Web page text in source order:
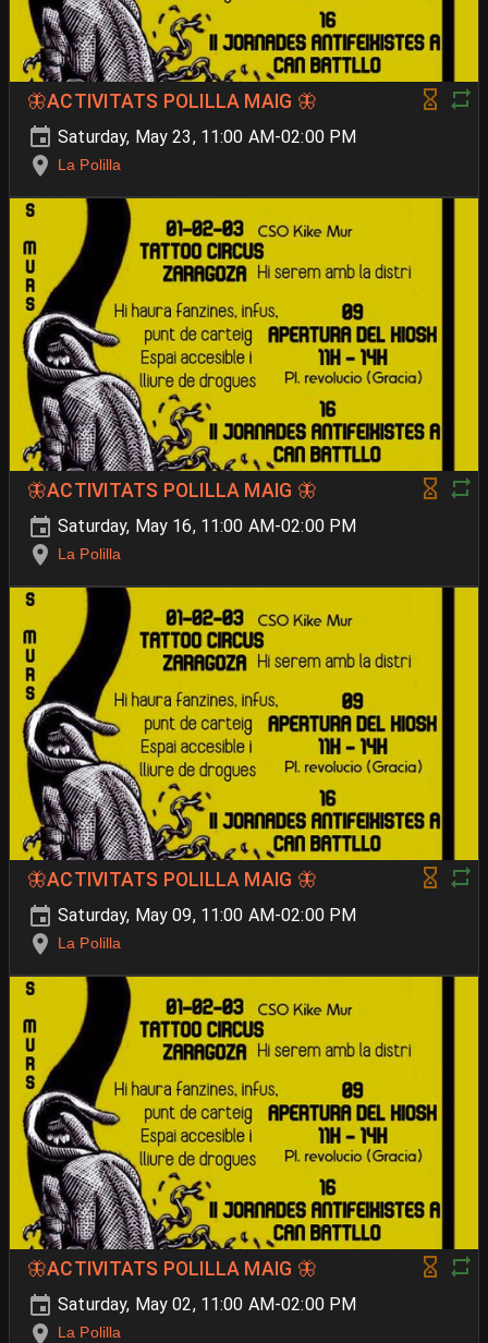
🦋ACTIVITATS POLILLA MAIG 🦋
Saturday, May 23, 11:00 AM-02:00 PM
La Polilla
🦋ACTIVITATS POLILLA MAIG 🦋
Saturday, May 16, 11:00 AM-02:00 PM
La Polilla
🦋ACTIVITATS POLILLA MAIG 🦋
Saturday, May 09, 11:00 AM-02:00 PM
La Polilla
🦋ACTIVITATS POLILLA MAIG 🦋
Saturday, May 02, 11:00 AM-02:00 PM
La Polilla